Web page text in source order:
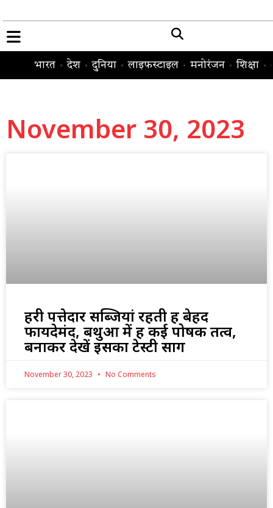
भारत देश दुनिया लाइफस्टाइल मनोरंजन शिक्षा
November 30, 2023
हरी पत्तेदार सब्जियां रहती हैं बेहद
फायदेमंद, बथुआ में हैं कई पोषक तत्व,
बनाकर देखें इसका टेस्टी साग
November 30, 2023 No Comments